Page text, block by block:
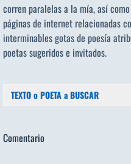
corren paralelas a la mía, así
páginas de internet relacionadas
interminables gotas de poesía
poetas sugeridose invitados.
Comentario